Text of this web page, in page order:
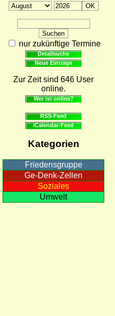
nur zukünftige Termine
Detailsuche
Neue Einträge
Zur Zeit sind 646 User
online.
Wer ist online?
RSS-Feed
iCalendar-Feed
Kategorien
Friedensgruppe
Ge-Denk-Zellen
Soziales
Umwelt